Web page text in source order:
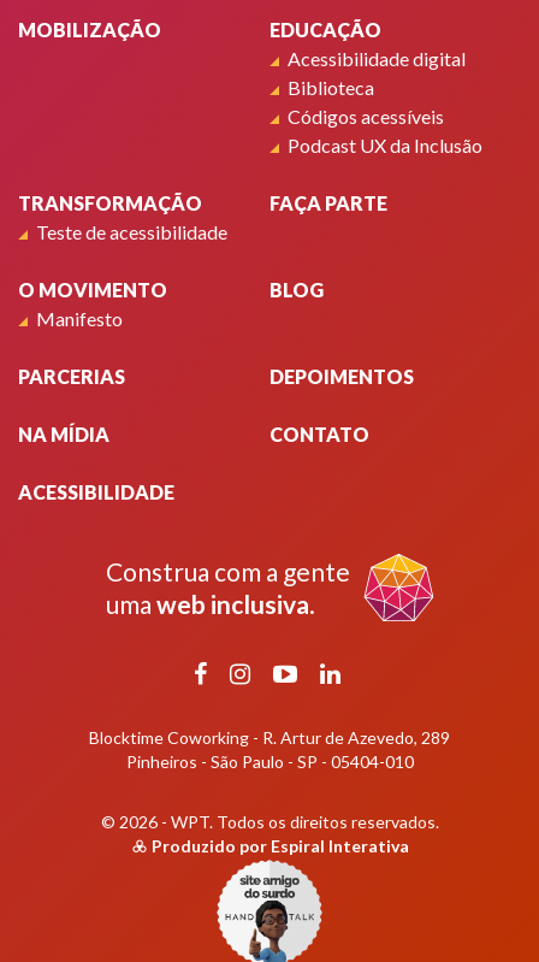
MOBILIZAÇÃO
EDUCAÇÃO
Acessibilidade digital
Biblioteca
Códigos acessíveis
Podcast UX da Inclusão
TRANSFORMAÇÃO
Teste de acessibilidade
FAÇA PARTE
O MOVIMENTO
Manifesto
BLOG
PARCERIAS DEPOIMENTOS
NA MÍDIA CONTATO
ACESSIBILIDADE
Construa com a gente
uma web inclusiva.
Facebook
Instagram
YouTubeLinkedIn
Blocktime Coworking - R. Artur de Azevedo, 289
Pinheiros - São Paulo - SP - 05404-010
© 2026 - WPT. Todos os direitos reservados.
Produzido por Espiral Interativa